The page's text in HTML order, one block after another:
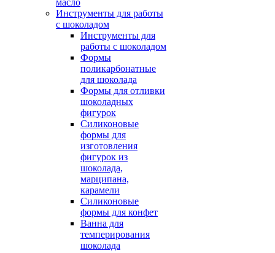
Инструменты для работы
с шоколадом
Инструменты для
работы с шоколадом
Формы
поликарбонатные
для шоколада
Формы для отливки
шоколадных
фигурок
Силиконовые
формы для
изготовления
фигурок из
шоколада,
марципана,
карамели
Силиконовые
формы для конфет
Ванна для
темперирования
шоколада